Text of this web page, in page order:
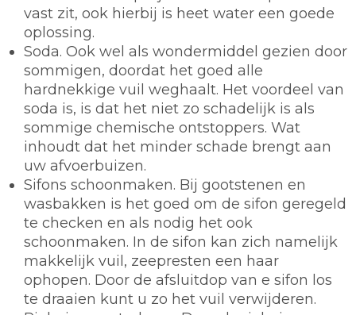
vast zit, ook hierbij is heet water een goede
oplossing.
Soda. Ook wel als wondermiddel gezien door
sommigen, doordat het goed alle
hardnekkige vuil weghaalt. Het voordeel van
soda is, is dat het niet zo schadelijk is als
sommige chemische ontstoppers. Wat
inhoudt dat het minder schade brengt aan
uw afvoerbuizen.
Sifons schoonmaken. Bij gootstenen en
wasbakken is het goed om de sifon geregeld
te checken en als nodig het ook
schoonmaken. In de sifon kan zich namelijk
makkelijk vuil, zeepresten een haar
ophopen. Door de afsluitdop van e sifon los
te draaien kunt u zo het vuil verwijderen.